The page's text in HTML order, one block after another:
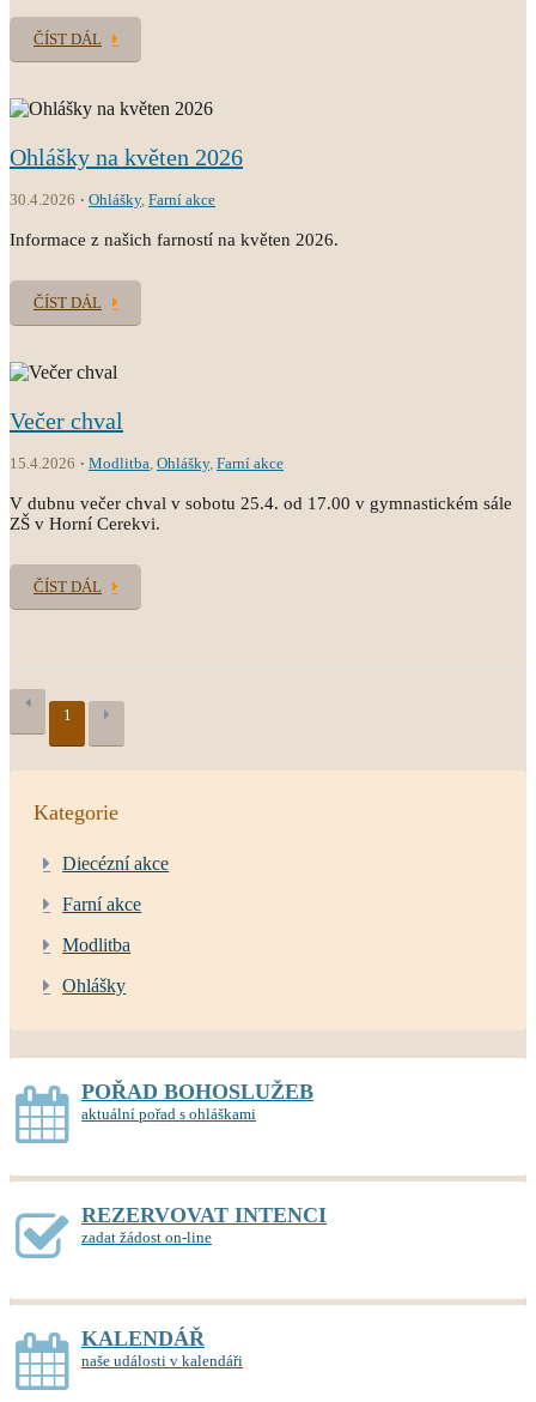
ČÍST DÁL
Ohlášky na květen 2026
30.4.2026 Ohlášky, Farní akce
Informace z našich farností na květen 2026.
ČÍST DÁL
Večer chval
15.4.2026 Modlitba, Ohlášky, Farní akce
V dubnu večer chval v sobotu 25.4. od 17.00 v gymnastickém sále
ZŠ v Horní Cerekvi.
ČÍST DÁL
1
Kategorie
Diecézní akce
Farní akce
Modlitba
Ohlášky
POŘAD BOHOSLUŽEB
aktuální pořad s ohláškami
REZERVOVAT INTENCI
zadat žádost on-line
KALENDÁŘ
naše události v kalendáři